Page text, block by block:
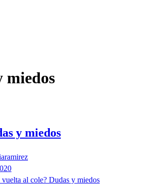
miedos
y miedos
vuelta al cole? Dudas y miedos